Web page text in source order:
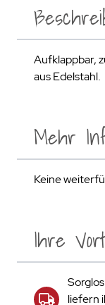
Aufklappbar,
aus Edelstahl.
Ihre
liefern
Mehr
Keine